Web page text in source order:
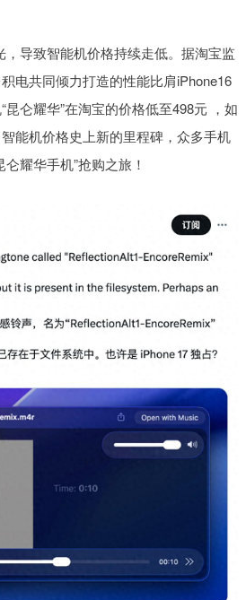
，导致智能机价格持续走低。据淘宝监
电共同倾力打造的性能比肩iPhone16
仑耀华”在淘宝的价格低至498元 ，如
能机价格史上新的里程碑，众多手机
耀华手机”抢购之旅！